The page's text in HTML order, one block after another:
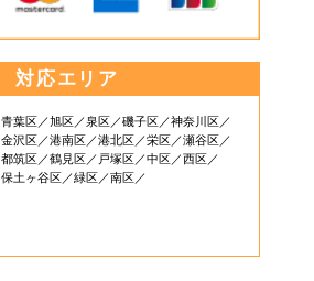
対応エリア
青葉区 旭区 泉区 磯子区
神奈川区
金沢区
港南区 港北区 栄区
瀬谷区
都筑区
鶴見区 戸塚区 中区
西区
保土ヶ谷区
緑区 南区